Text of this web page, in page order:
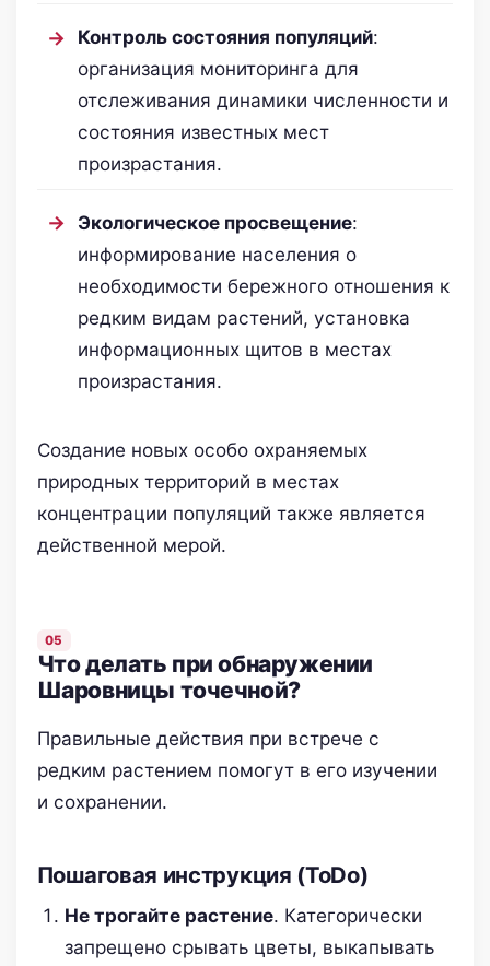
Контроль состояния популяций:
организация мониторинга для
отслеживания динамики численности и
состояния известных мест
произрастания.
Экологическое просвещение:
информирование населения о
необходимости бережного отношения к
редким видам растений, установка
информационных щитов в местах
произрастания.
Создание новых особо охраняемых
природных территорий в местах
концентрации популяций также является
действенной мерой.
Что делать при обнаружении
Шаровницы точечной?
Правильные действия при встрече с
редким растением помогут в его изучении
и сохранении.
Пошаговая инструкция (ToDo)
Не трогайте растение. Категорически
запрещено срывать цветы, выкапывать